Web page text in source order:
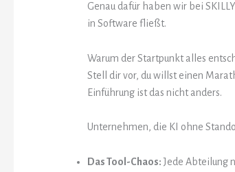
Genau dafür haben wir bei
in Software fließt.
Warum der Startpunkt alles
Stell dir vor, du willst einen
Einführung ist das nicht anders.
Unternehmen, die KI ohne
Das Tool-Chaos:Jede Abteilung